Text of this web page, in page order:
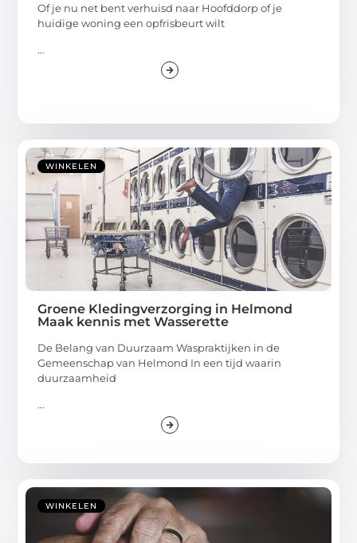
Of je nu net bent verhuisd naar Hoofddorp of je
huidige woning een opfrisbeurt wilt
...
WINKELEN
Groene Kledingverzorging in Helmond
Maak kennis met Wasserette
De Belang van Duurzaam Waspraktijken in de
Gemeenschap van Helmond In een tijd waarin
duurzaamheid
...
WINKELEN